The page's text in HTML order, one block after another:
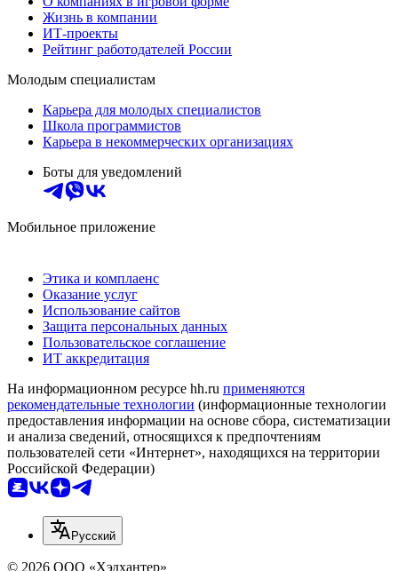
Жизнь в компании
ИТ-проекты
Рейтинг работодателей России
Молодым специалистам
Карьера для молодых специалистов
Школа программистов
Карьера в некоммерческих организациях
Боты для уведомлений
Мобильное приложение
Этика и комплаенс
Оказание услуг
Использование сайтов
Защита персональных данных
Пользовательское соглашение
ИТ аккредитация
На информационном ресурсе hh.ru применяются
рекомендательные технологии (информационные технологии
предоставления информации на основе сбора, систематизации
и анализа сведений, относящихся к предпочтениям
пользователей сети «Интернет», находящихся на территории
Российской Федерации)
Русский
© 2026 ООО «Хэдхантер»